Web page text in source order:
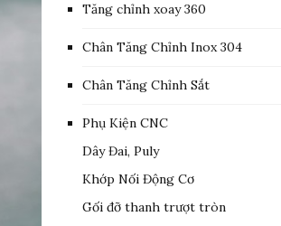
Tăng chỉnh xoay 360
Chân Tăng Chỉnh Inox 304
Chân Tăng Chỉnh Sắt
Phụ Kiện CNC
Dây Đai, Puly
Khớp Nối Động Cơ
Gối đỡ thanh trượt tròn